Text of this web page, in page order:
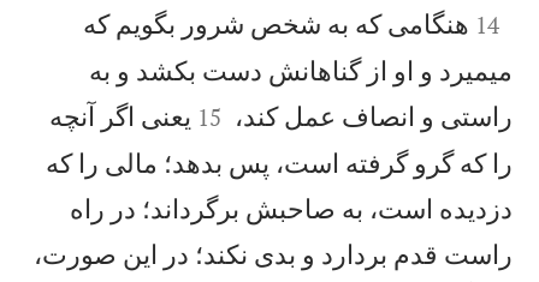

14 هنگامی كه به شخص شرور بگويم كه
میميرد و او از گناهانش دست بكشد و به
راستی و انصاف عمل كند، 

15 يعنی اگر آنچه
را كه گرو گرفته است، پس بدهد؛ مالی را كه
دزديده است، به صاحبش برگرداند؛ در راه
راست قدم بردارد و بدی نكند؛ در اين صورت،